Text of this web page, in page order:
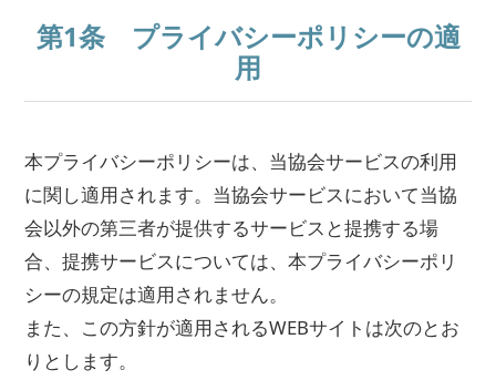
第1条 プライバシーポリシーの適
用
本プライバシーポリシーは、当協会サービスの利用
に関し適用されます。当協会サービスにおいて当協
会以外の第三者が提供するサービスと提携する場
合、提携サービスについては、本プライバシーポリ
シーの規定は適用されません。
また、この方針が適用されるWEBサイトは次のとお
りとします。